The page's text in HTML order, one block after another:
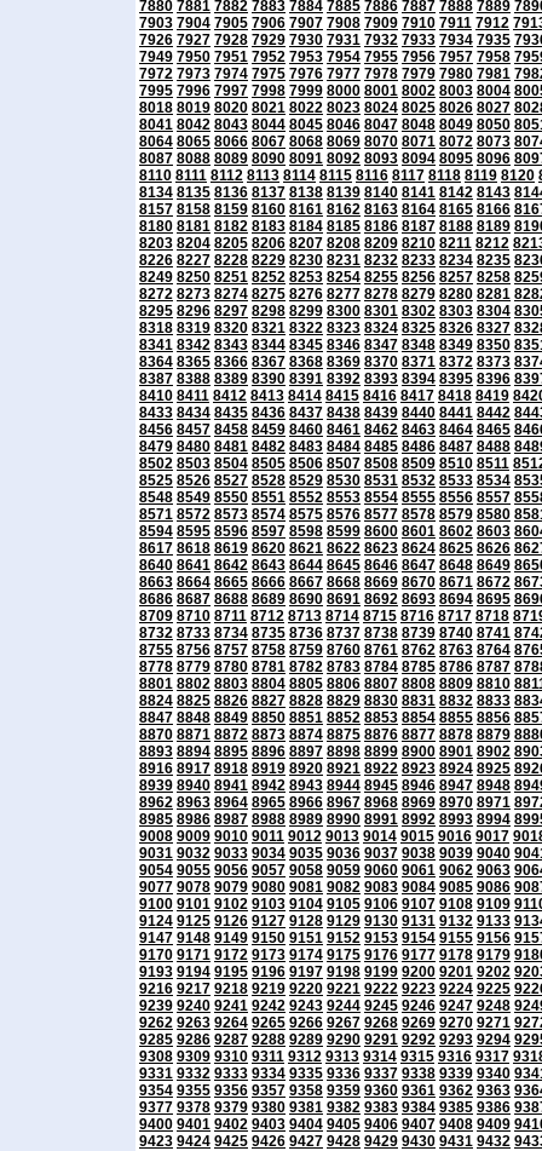
7880 7881 7882 7883 7884 7885 7886 7887 7888 7889
7903 7904 7905 7906 7907 7908 7909 7910 7911 7912
7926 7927 7928 7929 7930 7931 7932 7933 7934 7935
7949 7950 7951 7952 7953 7954 7955 7956 7957 7958
7972 7973 7974 7975 7976 7977 7978 7979 7980 7981
7995 7996 7997 7998 7999 8000 8001 8002 8003 8004
8018 8019 8020 8021 8022 8023 8024 8025 8026 8027
8041 8042 8043 8044 8045 8046 8047 8048 8049 8050
8064 8065 8066 8067 8068 8069 8070 8071 8072 8073
8087 8088 8089 8090 8091 8092 8093 8094 8095 8096
8110 8111 8112 8113 8114 8115 8116 8117 8118 8119 8120
8134 8135 8136 8137 8138 8139 8140 8141 8142 8143
8157 8158 8159 8160 8161 8162 8163 8164 8165 8166
8180 8181 8182 8183 8184 8185 8186 8187 8188 8189
8203 8204 8205 8206 8207 8208 8209 8210 8211 8212
8226 8227 8228 8229 8230 8231 8232 8233 8234 8235
8249 8250 8251 8252 8253 8254 8255 8256 8257 8258
8272 8273 8274 8275 8276 8277 8278 8279 8280 8281
8295 8296 8297 8298 8299 8300 8301 8302 8303 8304
8318 8319 8320 8321 8322 8323 8324 8325 8326 8327
8341 8342 8343 8344 8345 8346 8347 8348 8349 8350
8364 8365 8366 8367 8368 8369 8370 8371 8372 8373
8387 8388 8389 8390 8391 8392 8393 8394 8395 8396
8410 8411 8412 8413 8414 8415 8416 8417 8418 8419
8433 8434 8435 8436 8437 8438 8439 8440 8441 8442
8456 8457 8458 8459 8460 8461 8462 8463 8464 8465
8479 8480 8481 8482 8483 8484 8485 8486 8487 8488
8502 8503 8504 8505 8506 8507 8508 8509 8510 8511
8525 8526 8527 8528 8529 8530 8531 8532 8533 8534
8548 8549 8550 8551 8552 8553 8554 8555 8556 8557
8571 8572 8573 8574 8575 8576 8577 8578 8579 8580
8594 8595 8596 8597 8598 8599 8600 8601 8602 8603
8617 8618 8619 8620 8621 8622 8623 8624 8625 8626
8640 8641 8642 8643 8644 8645 8646 8647 8648 8649
8663 8664 8665 8666 8667 8668 8669 8670 8671 8672
8686 8687 8688 8689 8690 8691 8692 8693 8694 8695
8709 8710 8711 8712 8713 8714 8715 8716 8717 8718
8732 8733 8734 8735 8736 8737 8738 8739 8740 8741
8755 8756 8757 8758 8759 8760 8761 8762 8763 8764
8778 8779 8780 8781 8782 8783 8784 8785 8786 8787
8801 8802 8803 8804 8805 8806 8807 8808 8809 8810
8824 8825 8826 8827 8828 8829 8830 8831 8832 8833
8847 8848 8849 8850 8851 8852 8853 8854 8855 8856
8870 8871 8872 8873 8874 8875 8876 8877 8878 8879
8893 8894 8895 8896 8897 8898 8899 8900 8901 8902
8916 8917 8918 8919 8920 8921 8922 8923 8924 8925
8939 8940 8941 8942 8943 8944 8945 8946 8947 8948
8962 8963 8964 8965 8966 8967 8968 8969 8970 8971
8985 8986 8987 8988 8989 8990 8991 8992 8993 8994
9008 9009 9010 9011 9012 9013 9014 9015 9016 9017
9031 9032 9033 9034 9035 9036 9037 9038 9039 9040
9054 9055 9056 9057 9058 9059 9060 9061 9062 9063
9077 9078 9079 9080 9081 9082 9083 9084 9085 9086
9100 9101 9102 9103 9104 9105 9106 9107 9108 9109
9124 9125 9126 9127 9128 9129 9130 9131 9132 9133
9147 9148 9149 9150 9151 9152 9153 9154 9155 9156
9170 9171 9172 9173 9174 9175 9176 9177 9178 9179
9193 9194 9195 9196 9197 9198 9199 9200 9201 9202
9216 9217 9218 9219 9220 9221 9222 9223 9224 9225
9239 9240 9241 9242 9243 9244 9245 9246 9247 9248
9262 9263 9264 9265 9266 9267 9268 9269 9270 9271
9285 9286 9287 9288 9289 9290 9291 9292 9293 9294
9308 9309 9310 9311 9312 9313 9314 9315 9316 9317
9331 9332 9333 9334 9335 9336 9337 9338 9339 9340
9354 9355 9356 9357 9358 9359 9360 9361 9362 9363
9377 9378 9379 9380 9381 9382 9383 9384 9385 9386
9400 9401 9402 9403 9404 9405 9406 9407 9408 9409
9423 9424 9425 9426 9427 9428 9429 9430 9431 9432